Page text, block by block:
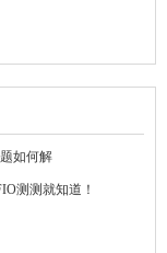
如何解
测测就知道！